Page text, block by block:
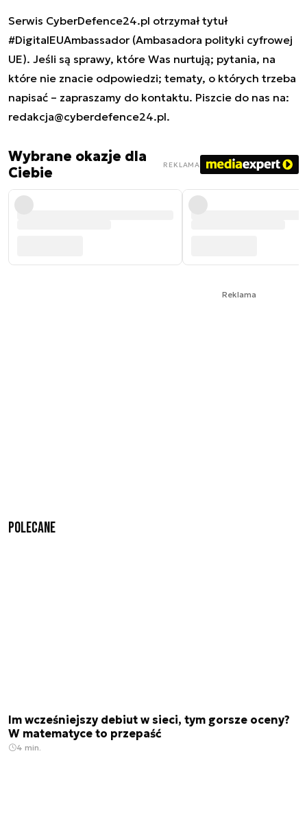
Serwis CyberDefence24.pl otrzymał tytuł
#DigitalEUAmbassador (Ambasadora polityki cyfrowej
UE). Jeśli są sprawy, które Was nurtują; pytania, na
które nie znacie odpowiedzi; tematy, o których trzeba
napisać – zapraszamy do kontaktu. Piszcie do nas na:
redakcja@cyberdefence24.pl.
Wybrane okazje dla
Ciebie
REKLAMA
Reklama
Polecane
Im wcześniejszy debiut w sieci, tym gorsze oceny?
W matematyce to przepaść
4 min.